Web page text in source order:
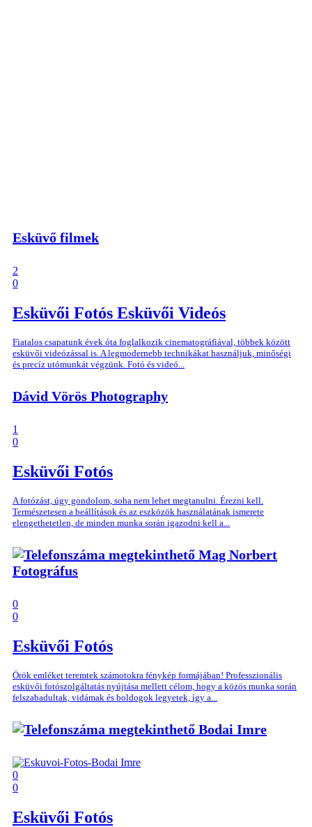
Esküvő filmek
2
0
Esküvői Fotós Esküvői Videós
Fiatalos csapatunk évek óta foglalkozik cinematográfiával, többek között
esküvői videózással is. A legmodernebb technikákat használjuk, minőségi
és precíz utómunkát végzünk. Fotó és videó...
Dávid Vörös Photography
1
0
Esküvői Fotós
A fotózást, úgy gondolom, soha nem lehet megtanulni. Érezni kell.
Természetesen a beállítások és az eszközök használatának ismerete
elengethetetlen, de minden munka során igazodni kell a...
Mag Norbert
Fotográfus
0
0
Esküvői Fotós
Örök emléket teremtek számotokra fénykép formájában! Professzionális
esküvői fotószolgáltatás nyújtása mellett célom, hogy a közös munka során
felszabadultak, vidámak és boldogok legyetek, így a...
Bodai Imre
0
0
Esküvői Fotós